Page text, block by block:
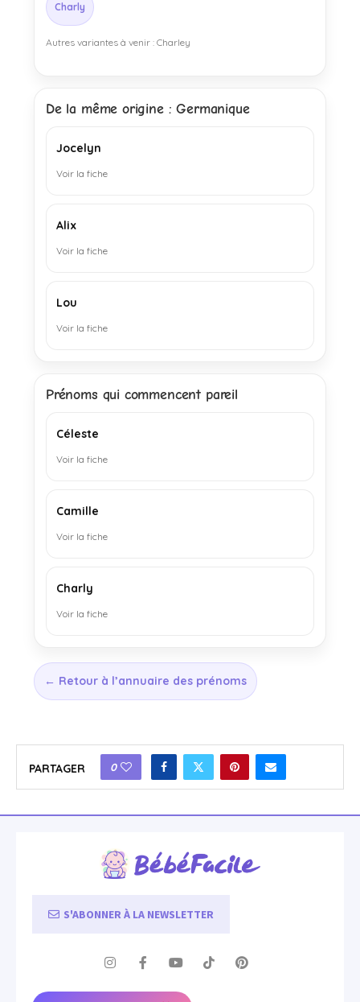
Charly
Autres variantes à venir : Charley
De la même origine : Germanique
Jocelyn
Voir la fiche
Alix
Voir la fiche
Lou
Voir la fiche
Prénoms qui commencent pareil
Céleste
Voir la fiche
Camille
Voir la fiche
Charly
Voir la fiche
← Retour à l’annuaire des prénoms
PARTAGER 0
S'ABONNER À LA NEWSLETTER